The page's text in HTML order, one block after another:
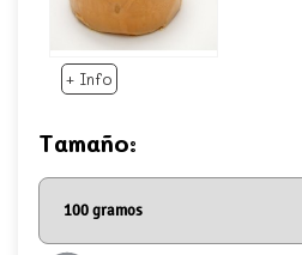
+ Info
Tamaño: